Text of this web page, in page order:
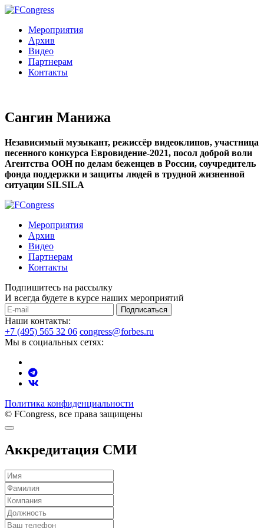
Мероприятия
Архив
Видео
Партнерам
Контакты
Сангин Манижа
Независимый музыкант, режиссёр видеоклипов, участница
песенного конкурса Евровидение-2021, посол доброй воли
Агентства ООН по делам беженцев в России, соучредитель
фонда поддержки и защиты людей в трудной жизненной
ситуации SILSILA
Мероприятия
Архив
Видео
Партнерам
Контакты
Подпишитесь на рассылку
И всегда будете в курсе наших мероприятий
Подписаться
Наши контакты:
+7 (495) 565 32 06 congress@forbes.ru
Мы в социальных сетях:
Политика конфиденциальности
© FCongress, все права защищены
Аккредитация СМИ